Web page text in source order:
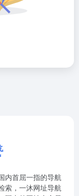
内首屈一指的导航
索，一沐网址导航